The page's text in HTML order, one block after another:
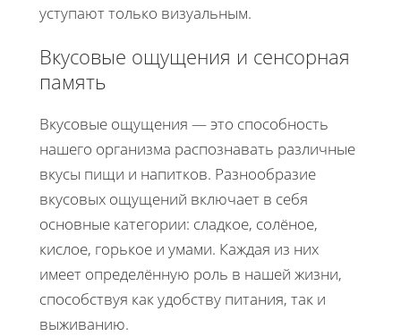
уступают только визуальным.
Вкусовые ощущения и сенсорная
память
Вкусовые ощущения — это способность
нашего организма распознавать различные
вкусы пищи и напитков. Разнообразие
вкусовых ощущений включает в себя
основные категории: сладкое, солёное,
кислое, горькое и умами. Каждая из них
имеет определённую роль в нашей жизни,
способствуя как удобству питания, так и
выживанию.